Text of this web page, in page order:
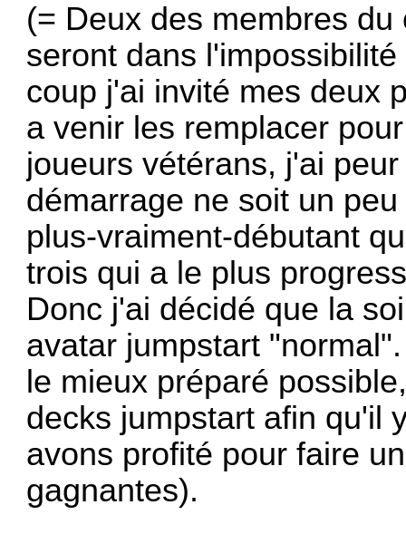
(= Deux des membres
seront dans
coup j'ai invité mes deux
a venir les remplacer
joueurs vétérans, j'ai
démarrage ne soit un
plus-vraiment-débutant
trois qui a le plus
Donc j'ai décidé que la
avatar jumpstart
le mieux préparé
decks jumpstart afin qu'il
avons profité pour faire
gagnantes).